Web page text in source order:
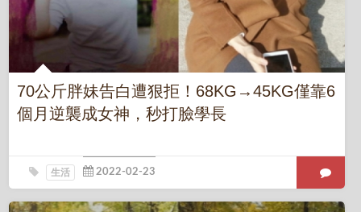
70公斤胖妹告白遭狠拒！68KG→45KG僅靠6
個月逆襲成女神，秒打臉學長
生活